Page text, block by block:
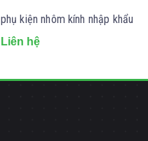
phụ kiện nhôm kính nhập khẩu
Liên hệ